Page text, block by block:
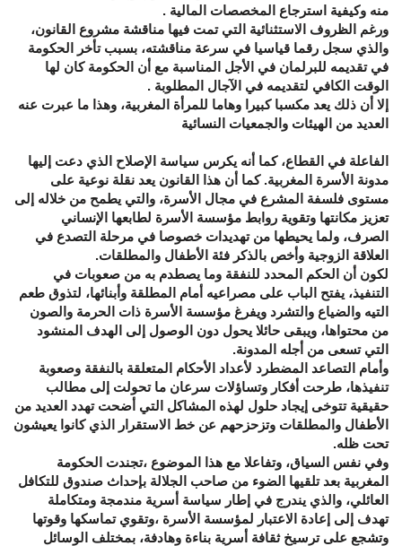
منه وكيفية استرجاع المخصصات المالية .
ورغم الظروف الاستثنائية التي تمت فيها مناقشة مشروع القانون،
والذي سجل رقما قياسيا في سرعة مناقشته، بسبب تأخر الحكومة
في تقديمه للبرلمان في الأجل المناسبة مع أن الحكومة كان لها
الوقت الكافي لتقديمه في الآجال المطلوبة .
إلا أن ذلك يعد مكسبا كبيرا وهاما للمرأة المغربية، وهذا ما عبرت عنه
العديد من الهيئات والجمعيات النسائية
الفاعلة في القطاع، كما أنه يكرس سياسة الإصلاح الذي دعت إليها
مدونة الأسرة المغربية. كما أن هذا القانون يعد نقلة نوعية على
مستوى فلسفة المشرع في مجال الأسرة، والتي يطمح من خلاله إلى
تعزيز مكانتها وتقوية روابط مؤسسة الأسرة لطابعها الإنساني
الصرف، ولما يحيطها من تهديدات خصوصا في مرحلة التصدع في
العلاقة الزوجية وأخص بالذكر فئة الأطفال والمطلقات.
لكون أن الحكم المحدد للنفقة وما يصطدم به من صعوبات في
التنفيذ، يفتح الباب على مصراعيه أمام المطلقة وأبنائها، لتذوق طعم
التيه والضياع والتشرد ويفرغ مؤسسة الأسرة ذات الحرمة والصون
من محتواها، ويبقى حائلا يحول دون الوصول إلى الهدف المنشود
التي تسعى من أجله المدونة.
وأمام التصاعد المضطرد لأعداد الأحكام المتعلقة بالنفقة وصعوبة
تنفيذها، طرحت أفكار وتساؤلات سرعان ما تحولت إلى مطالب
حقيقية تتوخى إيجاد حلول لهذه المشاكل التي أضحت تهدد العديد من
الأطفال والمطلقات وتزحزحهم عن خط الاستقرار الذي كانوا يعيشون
تحت ظله.
وفي نفس السياق، وتفاعلا مع هذا الموضوع ،تجندت الحكومة
المغربية بعد تلقيها الضوء من صاحب الجلالة بإحداث صندوق للتكافل
العائلي، والذي يندرج في إطار سياسة أسرية مندمجة ومتكاملة
تهدف إلى إعادة الاعتبار لمؤسسة الأسرة ،وتقوي تماسكها وقوتها
وتشجع على ترسيخ ثقافة أسرية بناءة وهادفة، بمختلف الوسائل